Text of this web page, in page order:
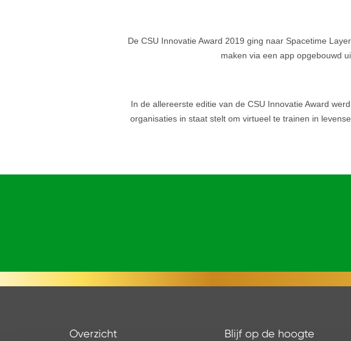
De CSU Innovatie Award 2019 ging naar Spacetime
maken via een app opgebouwd
In de allereerste editie van de CSU Innovatie Award
organisaties in staat stelt om virtueel te trainen in
Overzicht Blijf op de hoogte